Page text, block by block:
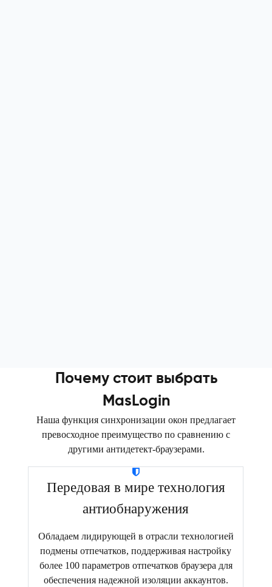
Почему стоит выбрать
MasLogin
Наша функция синхронизации окон предлагает
превосходное преимущество по сравнению с
другими антидетект-браузерами.
Передовая в мире технология
антиобнаружения
Обладаем лидирующей в отрасли технологией
подмены отпечатков, поддерживая настройку
более 100 параметров отпечатков браузера для
обеспечения надежной изоляции аккаунтов.